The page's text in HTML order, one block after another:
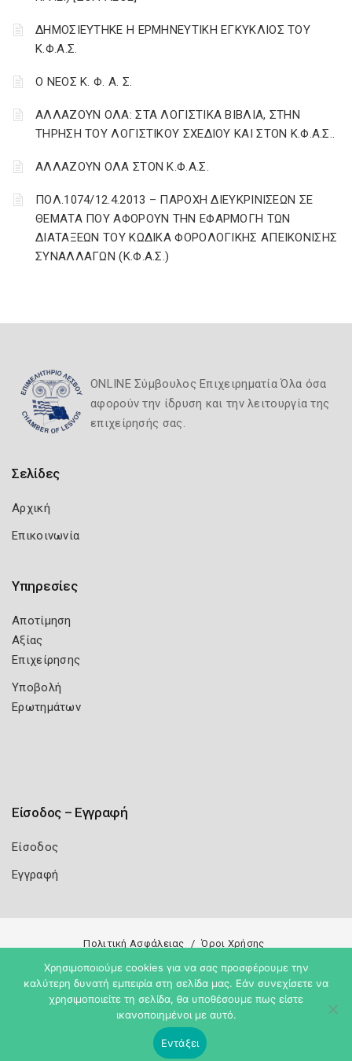
ΔΗΜΟΣΙΕΥΤΗΚΕ Η ΕΡΜΗΝΕΥΤΙΚΗ ΕΓΚΥΚΛΙΟΣ ΤΟΥ
Κ.Φ.Α.Σ.
Ο ΝΕΟΣ Κ. Φ. Α. Σ.
ΑΛΛΑΖΟΥΝ ΟΛΑ: ΣΤΑ ΛΟΓΙΣΤΙΚΑ ΒΙΒΛΙΑ, ΣΤΗΝ
ΤΗΡΗΣΗ ΤΟΥ ΛΟΓΙΣΤΙΚΟΥ ΣΧΕΔΙΟΥ ΚΑΙ ΣΤΟΝ Κ.Φ.Α.Σ..
ΑΛΛΑΖΟΥΝ ΟΛΑ ΣΤΟΝ Κ.Φ.Α.Σ.
ΠΟΛ.1074/12.4.2013 – ΠΑΡΟΧΗ ΔΙΕΥΚΡΙΝΙΣΕΩΝ ΣΕ
ΘΕΜΑΤΑ ΠΟΥ ΑΦΟΡΟΥΝ ΤΗΝ ΕΦΑΡΜΟΓΗ ΤΩΝ
ΔΙΑΤΑΞΕΩΝ ΤΟΥ ΚΩΔΙΚΑ ΦΟΡΟΛΟΓΙΚΗΣ ΑΠΕΙΚΟΝΙΣΗΣ
ΣΥΝΑΛΛΑΓΩΝ (Κ.Φ.Α.Σ.)
ONLINE Σύμβουλος Επιχειρηματία Όλα όσα
αφορούν την ίδρυση και την λειτουργία της
επιχείρησής σας.
Σελίδες
Αρχική
Επικοινωνία
Υπηρεσίες
Αποτίμηση
Αξίας
Επιχείρησης
Υποβολή
Ερωτημάτων
Είσοδος – Εγγραφή
Είσοδος
Εγγραφή
Πολιτική Ασφάλειας Όροι Χρήσης
Copyright 2026 Knowledge A.E.
Χρησιμοποιούμε cookies για να σας προσφέρουμε την
καλύτερη δυνατή εμπειρία στη σελίδα μας. Εάν συνεχίσετε να
χρησιμοποιείτε τη σελίδα, θα υποθέσουμε πως είστε
ικανοποιημένοι με αυτό.
Εντάξει